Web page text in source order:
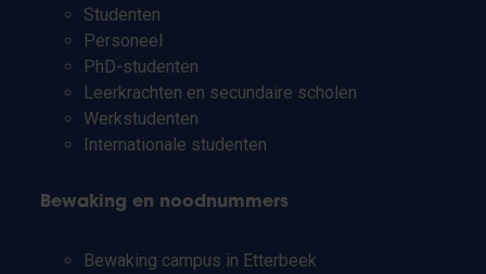
Studenten
Personeel
PhD-studenten
Leerkrachten en secundaire scholen
Werkstudenten
Internationale studenten
Bewaking en noodnummers
Bewaking campus in Etterbeek